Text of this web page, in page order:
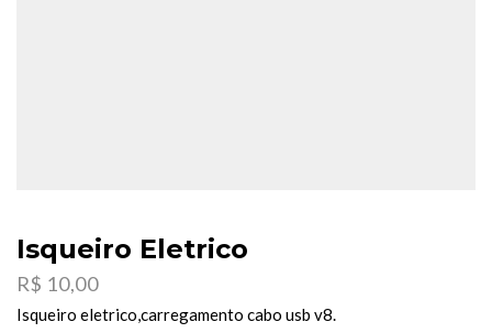
Isqueiro Eletrico
R$ 10,00
Isqueiro eletrico,carregamento cabo usb v8.